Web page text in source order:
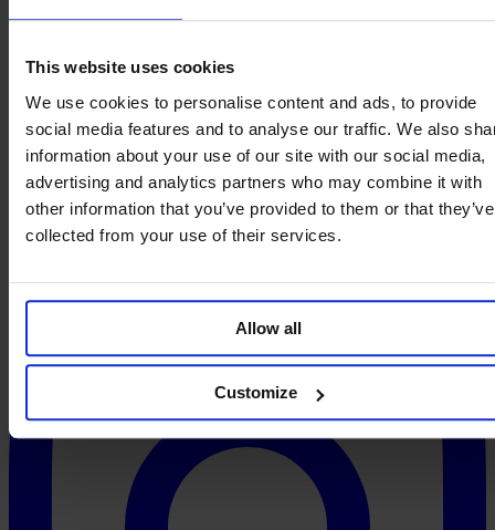
This website uses cookies
We use cookies to personalise content and ads, to provide
social media features and to analyse our traffic. We also
information about your use of our site with our social media,
advertising and analytics partners who may combine it with
other information that you’ve provided to them or that they’ve
collected from your use of their services.
Allow all
Customize